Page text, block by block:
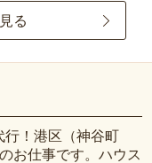
る
行！港区（神谷町
お仕事です。ハウス